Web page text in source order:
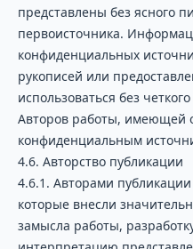
представлены без ясного
первоисточника.
конфиденциальных
рукописей или
использоваться без
Авторов работы, имеющей
конфиденциальным
4.6. Авторство публикации
4.6.1. Авторами
которые внесли
замысла работы,